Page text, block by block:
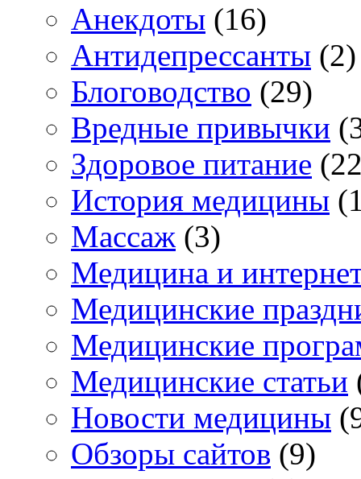
Анекдоты (16)
Антидепрессанты (2)
Блоговодство (29)
Вредные привычки
Здоровое питание
История медицины
Массаж (3)
Медицина и
Медицинские
Медицинские
Медицинские статьи
Новости медицины
Обзоры сайтов (9)